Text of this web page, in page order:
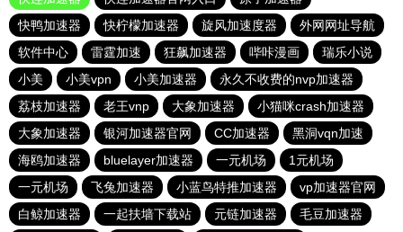
快鸭加速器
快柠檬加速器 旋风加速度器
外网网址导航
软件中心
雷霆加速 狂飙加速器 哔咔漫画
瑞乐小说
小美
小美vpn 小美加速器
永久不收费的nvp加速器
荔枝加速器
老王vnp 大象加速器
小猫咪crash加速器
大象加速器
银河加速器官网 CC加速器
黑洞vqn加速
海鸥加速器
bluelayer加速器 一元机场
1元机场
一元机场
飞兔加速器 小蓝鸟特推加速器
vp加速器官网
白鲸加速器
一起扶墙下载站 元链加速器 毛豆加速器